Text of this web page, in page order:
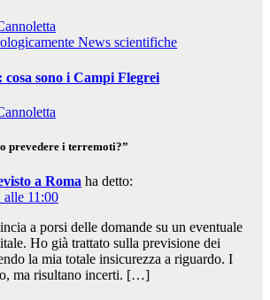
News scientifiche
sono i Campi Flegrei
prevedere i terremoti?”
a Roma ha detto:
alle 11:00
a porsi delle domande su un eventuale
Ho già trattato sulla previsione dei
la mia totale insicurezza a riguardo. I
ma risultano incerti. […]